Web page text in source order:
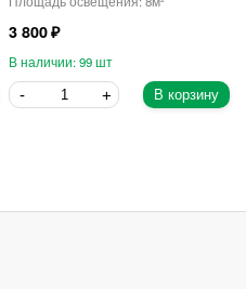
3 800
99
В корзину